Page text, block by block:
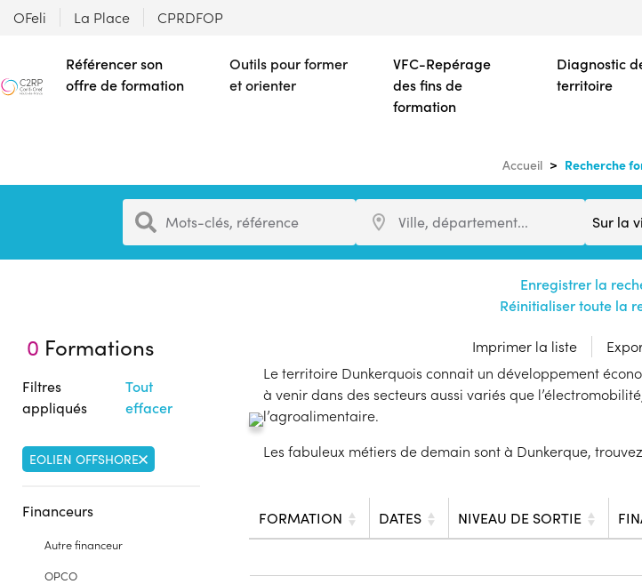
contenu
OFeli La Place CPRDFOP
Référencer son
offre de formation
Outils pour former
et orienter
VFC-Repérage
des fins de
formation
Diagnostic
territoire
Accueil Recherche
Formation
Mots-clés, référence
Ville
Ville, département...
Enregistrer la
Réinitialiser toute la
0 Formations Imprimer la liste
Filtres
appliqués
Tout
effacer
EOLIEN OFFSHORE
Financeurs
Autre financeur
OPCO
Le territoire Dunkerquois connait un développement
à venir dans des secteurs aussi variés que
l’agroalimentaire.
Les fabuleux métiers de demain sont à Dunkerque,
FORMATION DATES NIVEAU DE SORTIE